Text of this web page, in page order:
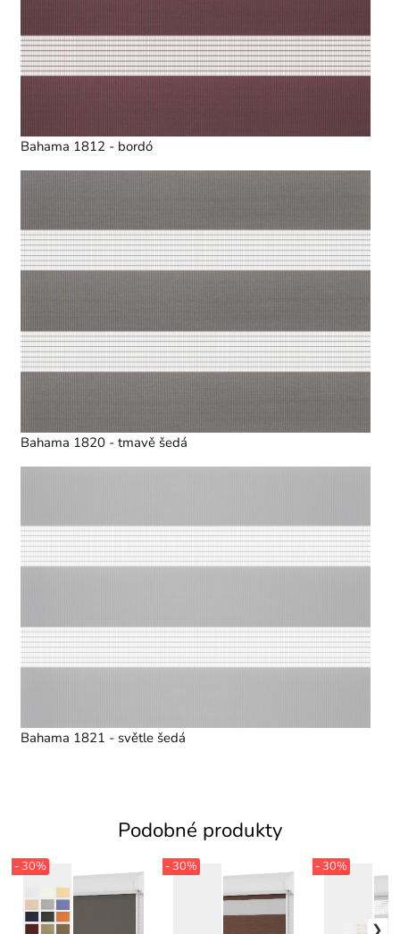
Bahama 1812 - bordó
Bahama 1820 - tmavě šedá
Bahama 1821 - světle šedá
Podobné produkty
- 30% - 30% - 30%